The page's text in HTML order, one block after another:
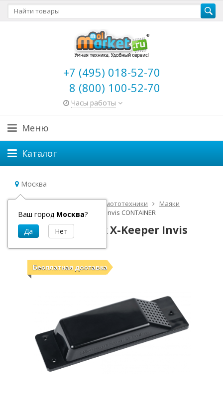
+7 (495) 018-52-70
8 (800) 100-52-70
Часы работы
Меню
Каталог
Москва
Ваш город Москва?
Главная Товары для авто и мототехники
Маяки
GPS-Глонасс Маяк X-Keeper Invis CONTAINER
GPS-Глонасс Маяк X-Keeper Invis
CONTAINER
Бесплатная доставка